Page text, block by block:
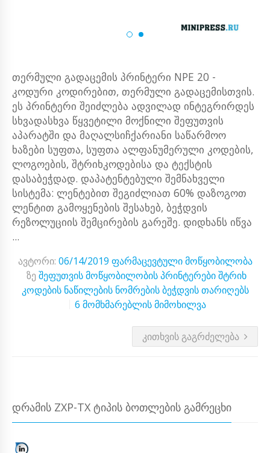
თერმული გადაცემის პრინტერი NPE 20 -
კოდური კოდირებით, თერმული გადაცემისთვის.
ეს პრინტერი შეიძლება ადვილად ინტეგრირდეს
სხვადასხვა წყვეტილი მოქნილი შეფუთვის
აპარატში და მაღალსიჩქარიანი საწარმოო
ხაზები სუფთა, სუფთა ალფანუმერული კოდების,
ლოგოების, შტრიხკოდებისა და ტექსტის
დასაბეჭდად. დაპატენტებული შემნახველი
სისტემა: ლენტებით შეგიძლიათ 60% დაზოგოთ
ლენტით გამოყენების შესახებ, ბეჭდვის
რეზოლუციის შემცირების გარეშე. დიდხანს იწვა
...
ავტორი: 06/14/2019 ფარმაცევტული მოწყობილობა
ზე შეფუთვის მოწყობილობის პრინტერები შტრიხ
კოდების ნაწილების ნომრების ბეჭდვის თარიღებს
6 მომხმარებლის მიმოხილვა
ᲙᲘᲗᲮᲕᲘᲡ ᲒᲐᲒᲠᲫᲔᲚᲔᲑᲐ
ᲓᲠᲐᲛᲘᲡ ZXP-TX ᲢᲘᲞᲘᲡ ᲑᲝᲗᲚᲔᲑᲘᲡ ᲒᲐᲛᲠᲔᲪᲮᲘ